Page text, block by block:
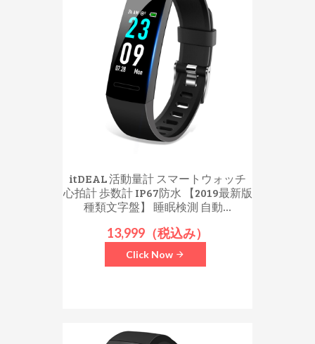
itDEAL 活動量計 スマートウォッチ
心拍計 歩数計 IP67防水 【2019最新版
種類文字盤】 睡眠検測 自動...
13,999（税込み）
Click Now